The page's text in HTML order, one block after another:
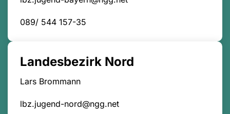
089/ 544 157-35
Landesbezirk Nord
Lars Brommann
lbz.jugend-nord@ngg.net